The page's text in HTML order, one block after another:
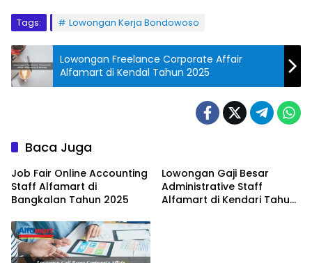
Tags: Lowongan Kerja Bondowoso
Lowongan Freelance Corporate Affair
Alfamart di Kendal Tahun 2025
Baca Juga
Job Fair Online Accounting
Staff Alfamart di
Bangkalan Tahun 2025
Lowongan Gaji Besar
Administrative Staff
Alfamart di Kendari Tahun